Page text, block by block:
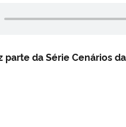
parte da Série Cenários